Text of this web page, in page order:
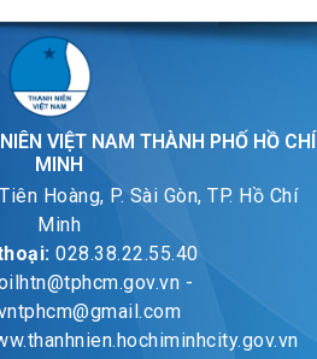
VIỆT NAM THÀNH PHỐ HỒ CHÍ
MINH
Hoàng, P. Sài Gòn, TP. Hồ Chí
Minh
028.38.22.55.40
-